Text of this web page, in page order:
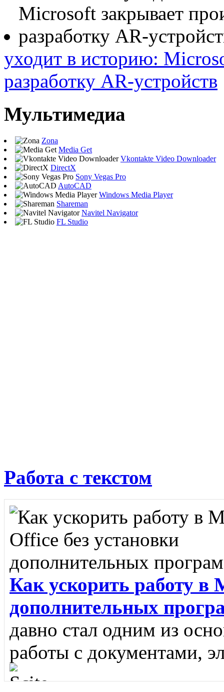
уходит в историю:
разработку AR-устройств
Мультимедиа
Zona
Media Get
Vkontakte Video Downloader
DirectX
Sony Vegas Pro
AutoCAD
Windows Media Player
Shareman
Navitel Navigator
FL Studio
Работа с текстом
Как ускорить работу в
дополнительных
давно стал одним из
работы с документами,